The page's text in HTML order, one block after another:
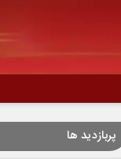
پربازدید ها